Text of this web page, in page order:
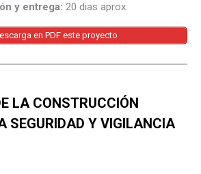
y entrega: 20 dias aprox.
en PDF este proyecto
LA CONSTRUCCIÓN
SEGURIDAD Y VIGILANCIA